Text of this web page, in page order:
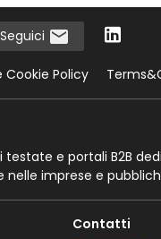
Seguici
Cookie Policy
e portali B2B
imprese e
Contatti